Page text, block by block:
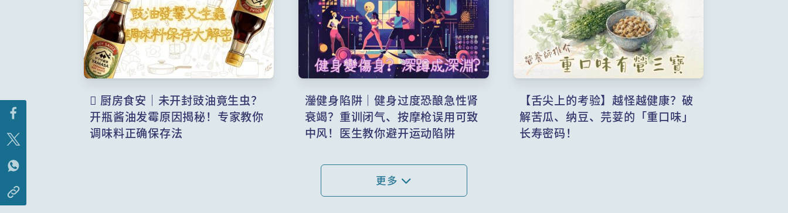
️ 厨房食安｜未开封豉油竟生虫？
开瓶酱油发霉原因揭秘！专家教你
调味料正确保存法
灐健身陷阱｜健身过度恐酿急性肾
衰竭？重训闭气、按摩枪误用可致
中风！医生教你避开运动陷阱
【舌尖上的考验】越怪越健康？破
解苦瓜、纳豆、芫荽的「重口味」
长寿密码！
更多